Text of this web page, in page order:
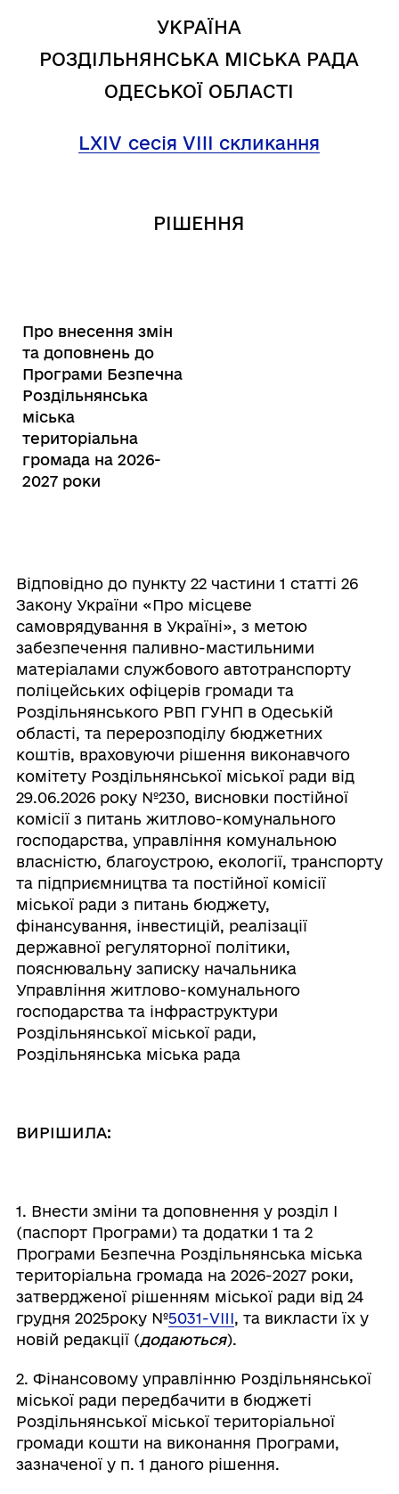
УКРАЇНА
РОЗДІЛЬНЯНСЬКА МІСЬКА РАДА
ОДЕСЬКОЇ ОБЛАСТІ
LXIV сесія VIII скликання
РІШЕННЯ
Про внесення змін
та доповнень до
Програми Безпечна
Роздільнянська
міська
територіальна
громада на 2026-
2027 роки
Відповідно до пункту 22 частини 1 статті 26
Закону України «Про місцеве
самоврядування в Україні», з метою
забезпечення паливно-мастильними
матеріалами службового автотранспорту
поліцейських офіцерів громади та
Роздільнянського РВП ГУНП в Одеській
області, та перерозподілу бюджетних
коштів, враховуючи рішення виконавчого
комітету Роздільнянської міської ради від
29.06.2026 року №230, висновки постійної
комісії з питань житлово-комунального
господарства, управління комунальною
власністю, благоустрою, екології, транспорту
та підприємництва та постійної комісії
міської ради з питань бюджету,
фінансування, інвестицій, реалізації
державної регуляторної політики,
пояснювальну записку начальника
Управління житлово-комунального
господарства та інфраструктури
Роздільнянської міської ради,
Роздільнянська міська рада
ВИРІШИЛА:
1. Внести зміни та доповнення у розділ І
(паспорт Програми) та додатки 1 та 2
Програми Безпечна Роздільнянська міська
територіальна громада на 2026-2027 роки,
затвердженої рішенням міської ради від 24
грудня 2025року №5031-VIII, та викласти їх у
новій редакції (додаються).
2. Фінансовому управлінню Роздільнянської
міської ради передбачити в бюджеті
Роздільнянської міської територіальної
громади кошти на виконання Програми,
зазначеної у п. 1 даного рішення.